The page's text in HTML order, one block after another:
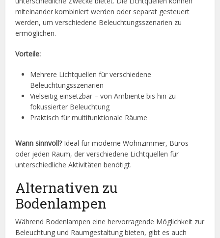
miteinander kombiniert werden oder separat gesteuert
werden, um verschiedene Beleuchtungsszenarien zu
ermöglichen.
Vorteile:
Mehrere Lichtquellen für verschiedene
Beleuchtungsszenarien
Vielseitig einsetzbar – von Ambiente bis hin zu
fokussierter Beleuchtung
Praktisch für multifunktionale Räume
Wann sinnvoll?Ideal für moderne Wohnzimmer, Büros
oder jeden Raum, der verschiedene Lichtquellen für
unterschiedliche Aktivitäten benötigt.
Alternativen zu
Bodenlampen
Während Bodenlampen eine hervorragende Möglichkeit zur
Beleuchtung und Raumgestaltung bieten, gibt es auch